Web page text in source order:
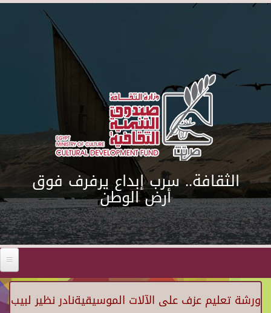
Skip to main content
الثقافة.. سرب إبداع يرفرف فوق
أرض الوطن
ورشة تعليم عزف على الآلات الموسيقيةنادر نظير لبيب